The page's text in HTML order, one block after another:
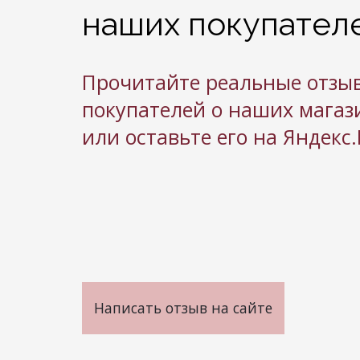
Шорты
Женские халаты
Халаты с 54 по 70 размер
Пижамы
Ночные
наших
Прочитайте реальные
покупателей о наших
или оставьте его на
Написать отзыв на сайте